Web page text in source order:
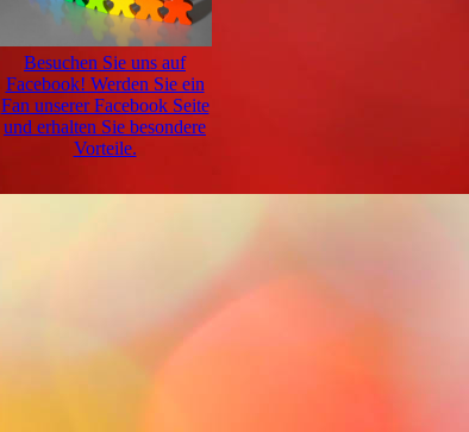
Besuchen Sie uns auf
Facebook! Werden Sie ein
Fan unserer Facebook Seite
und erhalten Sie besondere
Vorteile.